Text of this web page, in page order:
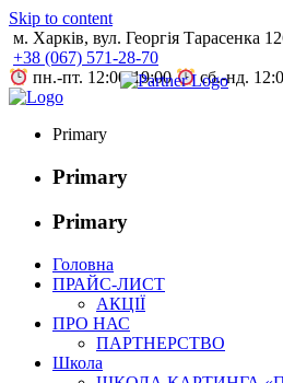
Skip to content
м. Харків, вул. Георгія Тарасенка
+38 (067) 571-28-70
пн.-пт. 12:00-19:00
сб.-нд.
Primary
Primary
Primary
Головна
ПРАЙС-ЛИСТ
АКЦІЇ
ПРО НАС
ПАРТНЕРСТВО
Школа